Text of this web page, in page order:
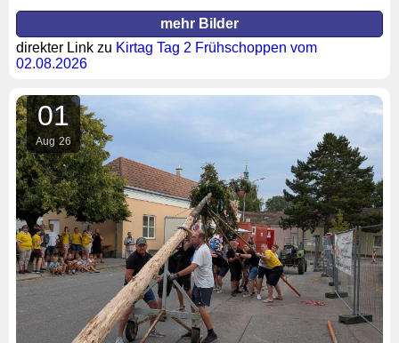
mehr Bilder
direkter Link zu Kirtag Tag 2 Frühschoppen vom
02.08.2026
01
Aug 26